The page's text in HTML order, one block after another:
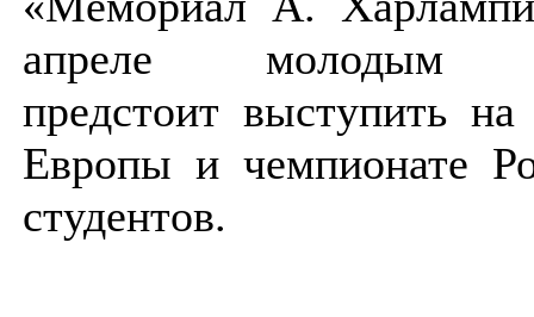
апреле молодым
предстоит выступить на
Европы и чемпионате
студентов.